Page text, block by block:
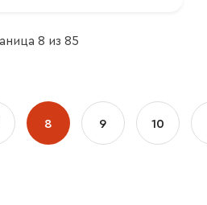
8 из 85
8 9 10